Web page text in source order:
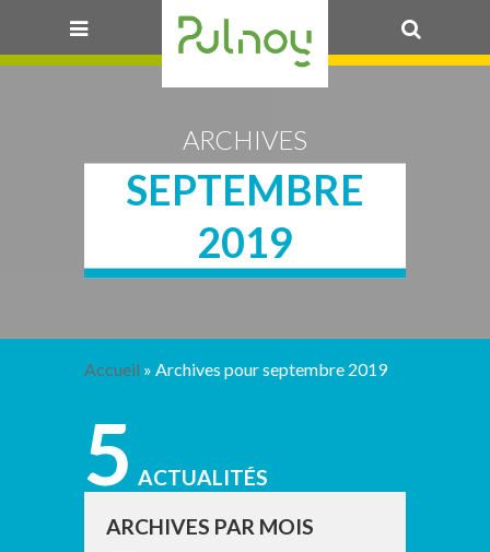
ARCHIVES
SEPTEMBRE
2019
Accueil »Archives pour septembre 2019
5 ACTUALITÉS
ARCHIVES PAR MOIS